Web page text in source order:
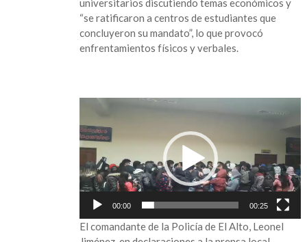
universitarios discutiendo temas económicos y
“se ratificaron a centros de estudiantes que
concluyeron su mandato”, lo que provocó
enfrentamientos físicos y verbales.
Reproductor
vídeo
00:00 00:25
El comandante de la Policía de El Alto, Leonel